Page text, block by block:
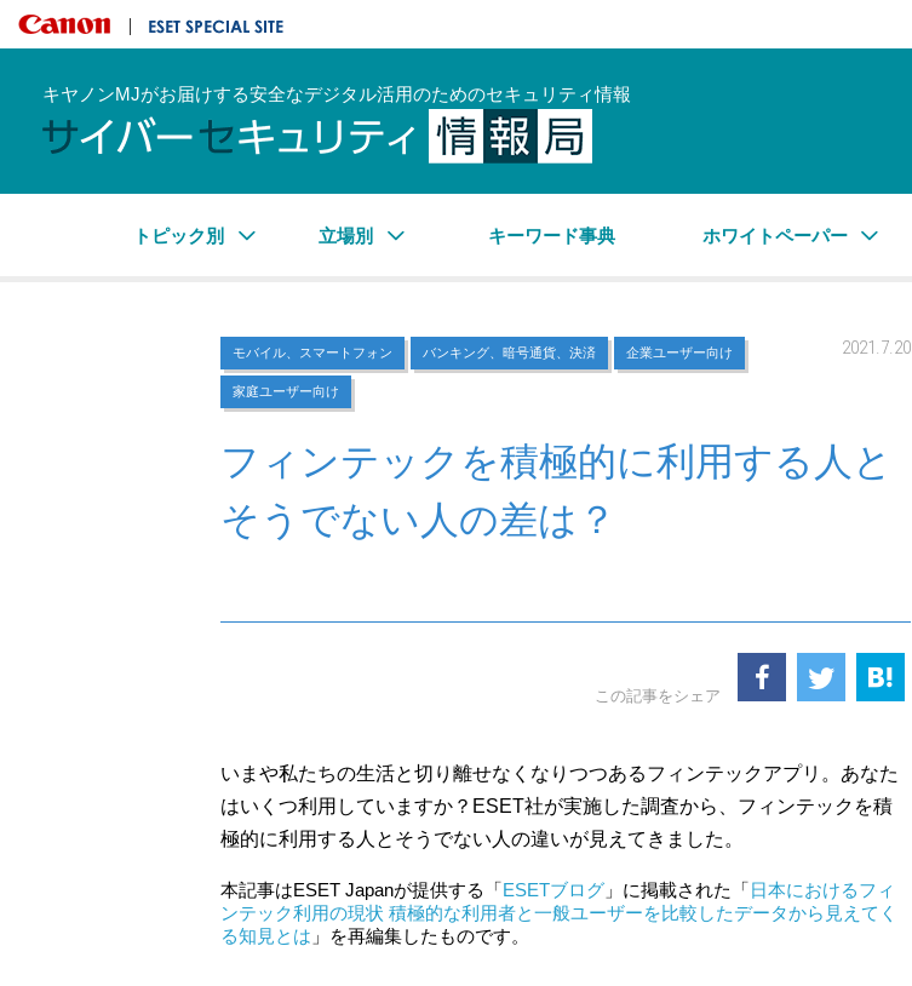
キヤノンマーケティングジャパン株式会社
キヤノンMJがお届けする安全なデジタル活用のためのセキュリティ情報
トピック別 立場別 キーワード事典 ホワイトペーパー
モバイル、スマートフォン バンキング、暗号通貨、決済 企業ユーザー向け
家庭ユーザー向け
2021.7.20
フィンテックを積極的に利用する人と
そうでない人の差は？
この記事をシェア
いまや私たちの生活と切り離せなくなりつつあるフィンテックアプリ。あなた
はいくつ利用していますか？ESET社が実施した調査から、フィンテックを積
極的に利用する人とそうでない人の違いが見えてきました。
本記事はESET Japanが提供する「ESETブログ 」に掲載された「日本におけるフィ
ンテック利用の現状 積極的な利用者と一般ユーザーを比較したデータから見えてく
る知見とは 」を再編集したものです。